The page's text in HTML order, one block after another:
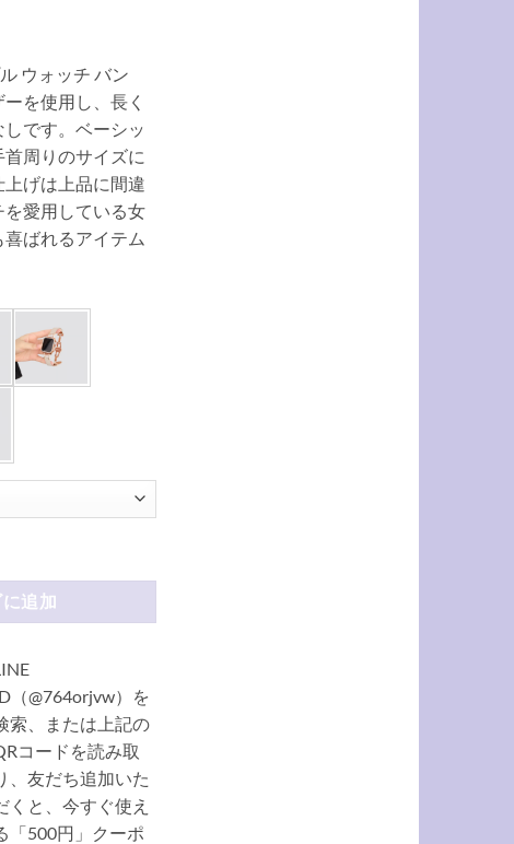
ウォッチ バン
を使用し、長く
です。ベーシッ
周りのサイズに
げは上品に間違
愛用している女
ばれるアイテム
追加
（@764orjvw）を
索、または上記の
コードを読み取
、友だち追加いた
くと、今すぐ使え
「500円」クーポ